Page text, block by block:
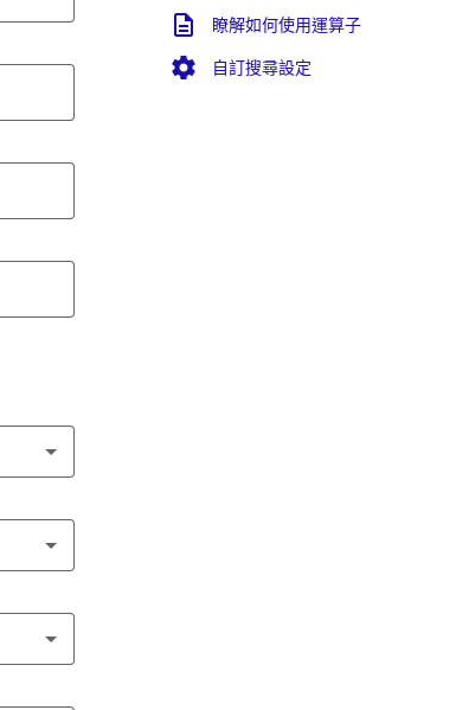
瞭解如何使用運算子
自訂搜尋設定